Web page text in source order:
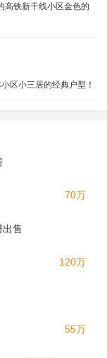
高铁新干线小区金色的
区小三居的经典户型！
70万
出售
120万
55万